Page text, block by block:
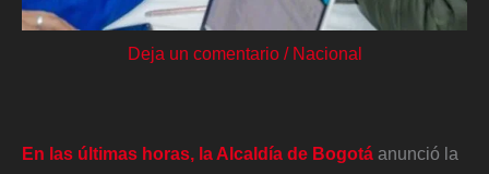
Deja un comentario / Nacional
En las últimas horas, la Alcaldía de Bogotá anunció la